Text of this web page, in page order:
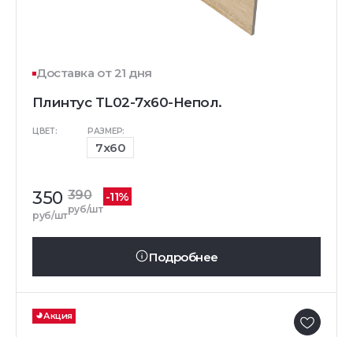
Доставка от 21 дня
Плинтус TL02-7x60-Непол.
ЦВЕТ: РАЗМЕР:
7x60
350
руб/шт
390
руб/шт
-11%
Подробнее
Акция